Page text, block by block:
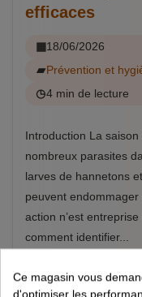
efficaces
18/06/2026
Prévention et
4 min de lecture
Introduction La saison
nombreux parasites
larves de hannetons
peuvent
action n’est
comment identifier...
Lire la suite
Ce magasin vous
d'optimiser les